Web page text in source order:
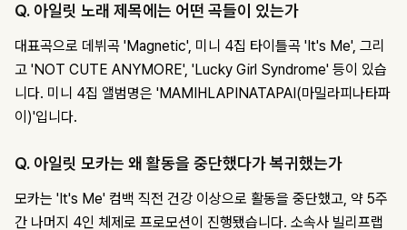
Q. 아일릿 노래 제목에는 어떤 곡들이 있는가
대표곡으로 데뷔곡 'Magnetic', 미니 4집 타이틀곡 'It's Me', 그리
고 'NOT CUTE ANYMORE', 'Lucky Girl Syndrome' 등이 있습
니다. 미니 4집 앨범명은 'MAMIHLAPINATAPAI(마밀라피나타파
이)'입니다.
Q. 아일릿 모카는 왜 활동을 중단했다가 복귀했는가
모카는 'It's Me' 컴백 직전 건강 이상으로 활동을 중단했고, 약 5주
간 나머지 4인 체제로 프로모션이 진행됐습니다. 소속사 빌리프랩